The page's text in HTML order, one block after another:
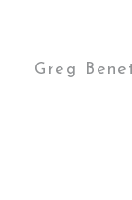
Greg